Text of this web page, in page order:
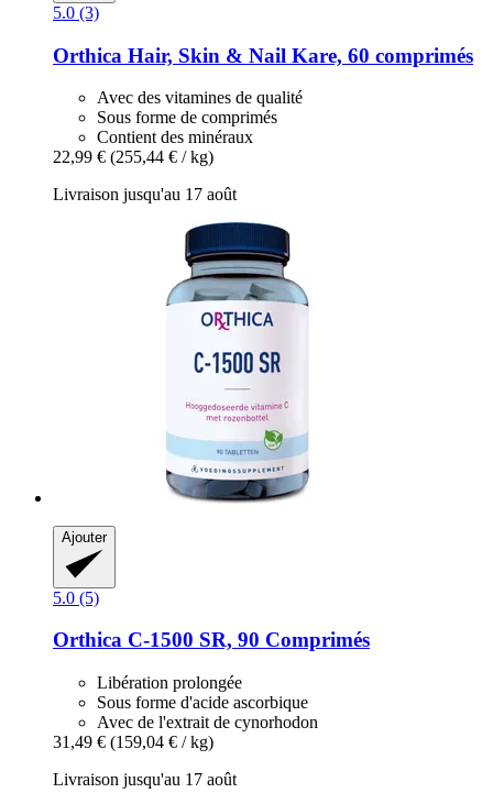
5.0 (3)
Orthica Hair, Skin & Nail Kare, 60 comprimés
Avec des vitamines de qualité
Sous forme de comprimés
Contient des minéraux
22,99 € (255,44 € / kg)
Livraison jusqu'au 17 août
Ajouter
5.0 (5)
Orthica C-​1500 SR, 90 Comprimés
Libération prolongée
Sous forme d'acide ascorbique
Avec de l'extrait de cynorhodon
31,49 € (159,04 € / kg)
Livraison jusqu'au 17 août